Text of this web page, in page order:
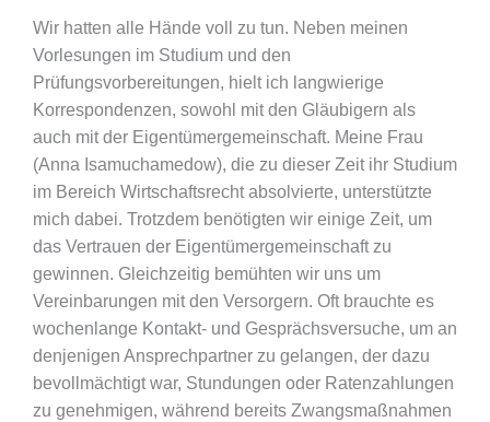
Wir hatten alle Hände voll zu tun. Neben meinen
Vorlesungen im Studium und den
Prüfungsvorbereitungen, hielt ich langwierige
Korrespondenzen, sowohl mit den Gläubigern als
auch mit der Eigentümergemeinschaft. Meine Frau
(Anna Isamuchamedow), die zu dieser Zeit ihr Studium
im Bereich Wirtschaftsrecht absolvierte, unterstützte
mich dabei. Trotzdem benötigten wir einige Zeit, um
das Vertrauen der Eigentümergemeinschaft zu
gewinnen. Gleichzeitig bemühten wir uns um
Vereinbarungen mit den Versorgern. Oft brauchte es
wochenlange Kontakt- und Gesprächsversuche, um an
denjenigen Ansprechpartner zu gelangen, der dazu
bevollmächtigt war, Stundungen oder Ratenzahlungen
zu genehmigen, während bereits Zwangsmaßnahmen